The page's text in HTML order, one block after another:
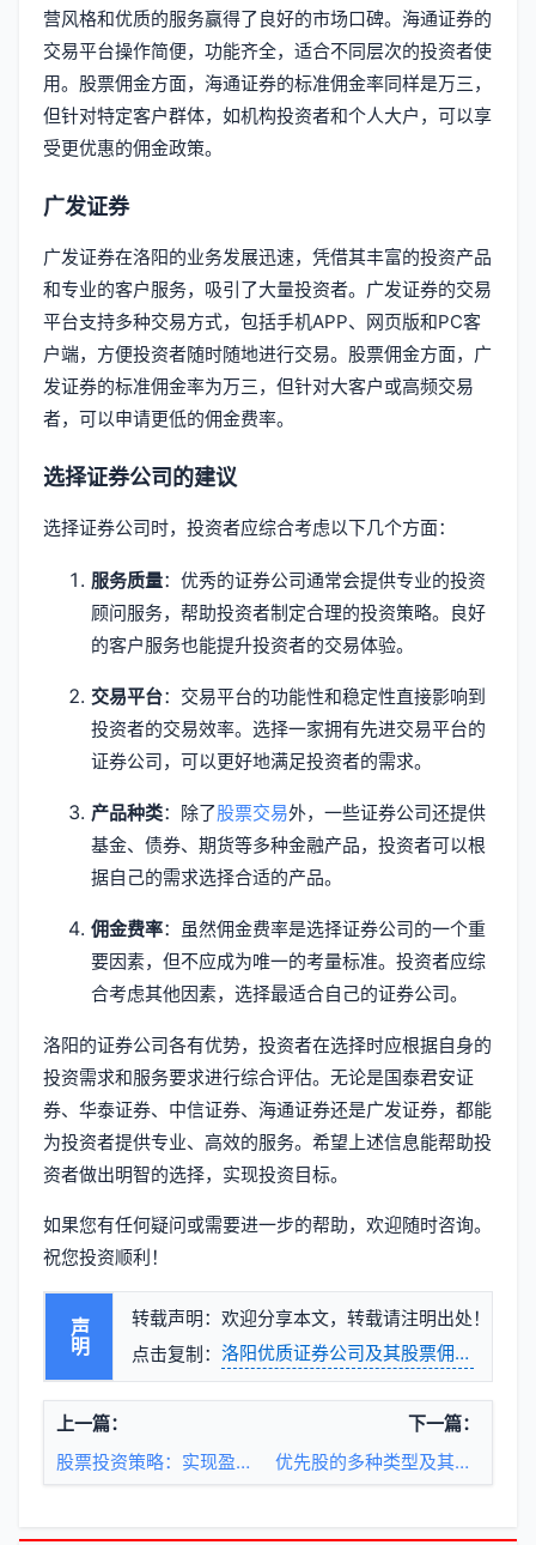
营风格和优质的服务赢得了良好的市场口碑。海通证券的
交易平台操作简便，功能齐全，适合不同层次的投资者使
用。股票佣金方面，海通证券的标准佣金率同样是万三，
但针对特定客户群体，如机构投资者和个人大户，可以享
受更优惠的佣金政策。
广发证券
广发证券在洛阳的业务发展迅速，凭借其丰富的投资产品
和专业的客户服务，吸引了大量投资者。广发证券的交易
平台支持多种交易方式，包括手机APP、网页版和PC客
户端，方便投资者随时随地进行交易。股票佣金方面，广
发证券的标准佣金率为万三，但针对大客户或高频交易
者，可以申请更低的佣金费率。
选择证券公司的建议
选择证券公司时，投资者应综合考虑以下几个方面：
服务质量：优秀的证券公司通常会提供专业的投资
顾问服务，帮助投资者制定合理的投资策略。良好
的客户服务也能提升投资者的交易体验。
交易平台：交易平台的功能性和稳定性直接影响到
投资者的交易效率。选择一家拥有先进交易平台的
证券公司，可以更好地满足投资者的需求。
产品种类：除了股票交易外，一些证券公司还提供
基金、债券、期货等多种金融产品，投资者可以根
据自己的需求选择合适的产品。
佣金费率：虽然佣金费率是选择证券公司的一个重
要因素，但不应成为唯一的考量标准。投资者应综
合考虑其他因素，选择最适合自己的证券公司。
洛阳的证券公司各有优势，投资者在选择时应根据自身的
投资需求和服务要求进行综合评估。无论是国泰君安证
券、华泰证券、中信证券、海通证券还是广发证券，都能
为投资者提供专业、高效的服务。希望上述信息能帮助投
资者做出明智的选择，实现投资目标。
如果您有任何疑问或需要进一步的帮助，欢迎随时咨询。
祝您投资顺利！
声明
转载声明：欢迎分享本文，转载请注明出处！
点击复制： 洛阳优质证券公司及其股票佣金详解
上一篇：
股票投资策略：实现盈利最大化与亏损最小化
下一篇：
优先股的多种类型及其特点